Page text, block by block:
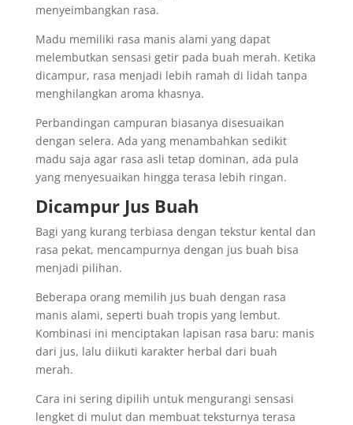
menyeimbangkan rasa.
Madu memiliki rasa manis alami yang dapat
melembutkan sensasi getir pada buah merah. Ketika
dicampur, rasa menjadi lebih ramah di lidah tanpa
menghilangkan aroma khasnya.
Perbandingan campuran biasanya disesuaikan
dengan selera. Ada yang menambahkan sedikit
madu saja agar rasa asli tetap dominan, ada pula
yang menyesuaikan hingga terasa lebih ringan.
Dicampur Jus Buah
Bagi yang kurang terbiasa dengan tekstur kental dan
rasa pekat, mencampurnya dengan jus buah bisa
menjadi pilihan.
Beberapa orang memilih jus buah dengan rasa
manis alami, seperti buah tropis yang lembut.
Kombinasi ini menciptakan lapisan rasa baru: manis
dari jus, lalu diikuti karakter herbal dari buah
merah.
Cara ini sering dipilih untuk mengurangi sensasi
lengket di mulut dan membuat teksturnya terasa